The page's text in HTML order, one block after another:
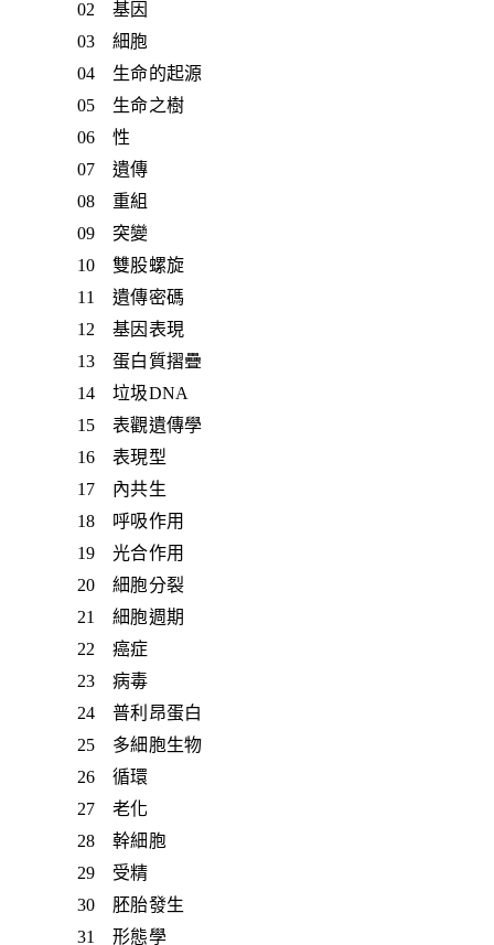
02 基因
03 細胞
04 生命的起源
05 生命之樹
06 性
07 遺傳
08 重組
09 突變
10 雙股螺旋
11 遺傳密碼
12 基因表現
13 蛋白質摺疊
14 垃圾DNA
15 表觀遺傳學
16 表現型
17 內共生
18 呼吸作用
19 光合作用
20 細胞分裂
21 細胞週期
22 癌症
23 病毒
24 普利昂蛋白
25 多細胞生物
26 循環
27 老化
28 幹細胞
29 受精
30 胚胎發生
31 形態學